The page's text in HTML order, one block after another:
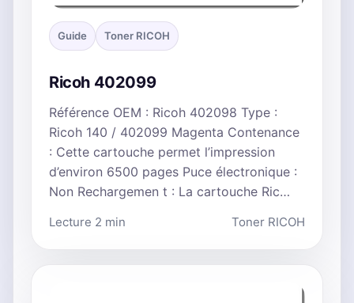
Guide Toner RICOH
Ricoh 402099
Référence OEM : Ricoh 402098 Type :
Ricoh 140 / 402099 Magenta Contenance
: Cette cartouche permet l’impression
d’environ 6500 pages Puce électronique :
Non Rechargemen t : La cartouche Ric…
Lecture 2 min Toner RICOH